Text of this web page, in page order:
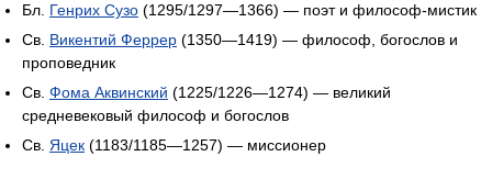
Бл. Генрих Сузо (1295/1297—1366) — поэт и философ-мистик
Св. Викентий Феррер (1350—1419) — философ, богослов и
проповедник
Св. Фома Аквинский (1225/1226—1274) — великий
средневековый философ и богослов
Св. Яцек (1183/1185—1257) — миссионер